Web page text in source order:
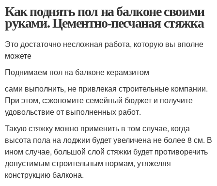
Как поднять пол на балконе своими
руками. Цементно-песчаная стяжка
Это достаточно несложная работа, которую вы вполне
можете
Поднимаем пол на балконе керамзитом
сами выполнить, не привлекая строительные компании.
При этом, сэкономите семейный бюджет и получите
удовольствие от выполненных работ.
Такую стяжку можно применить в том случае, когда
высота пола на лоджии будет увеличена не более 8 см. В
ином случае, большой слой стяжки будет противоречить
допустимым строительным нормам, утяжеляя
конструкцию балкона.